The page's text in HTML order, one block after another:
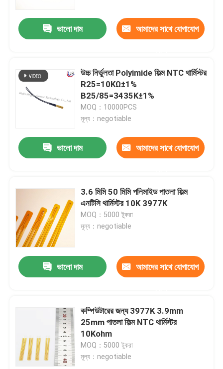
ভালো দাম আমাদের সাথে যোগাযোগ
উচ্চ নির্ভুলতা Polyimide ফিল্ম NTC থার্মিস্টর
R25=10KΩ±1%
B25/85=3435K±1%
MOQ：10000PCS
মূল্য：negotiable
ভালো দাম আমাদের সাথে যোগাযোগ
3.6 মিমি 50 মিমি পলিমাইড পাতলা ফিল্ম
এনটিসি থার্মিস্টর 10K 3977K
MOQ：5000 টুকরা
মূল্য：negotiable
ভালো দাম আমাদের সাথে যোগাযোগ
কম্পিউটারের জন্য 3977K 3.9mm
25mm পাতলা ফিল্ম NTC থার্মিস্টর
10Kohm
MOQ：5000 টুকরা
মূল্য：negotiable